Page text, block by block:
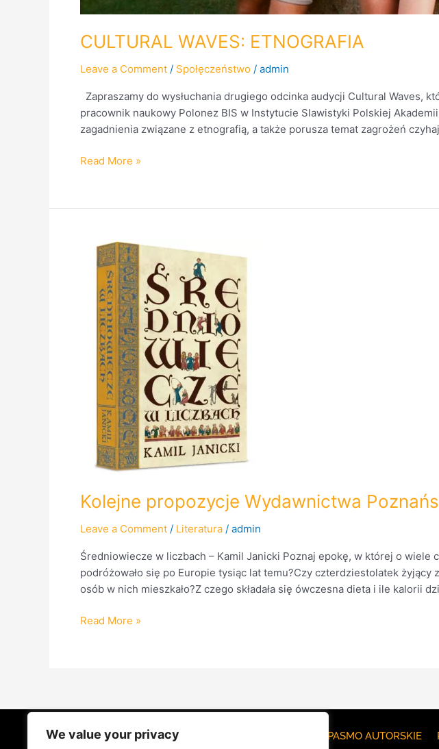
We value your privacy
CULTURAL WAVES: ETNOGRAFIA
Leave a Comment / Społęczeństwo / admin
Zapraszamy do wysłuchania drugiego odcinka audycji Cultural Waves,
pracownik naukowy Polonez BIS w Instytucie Slawistyki Polskiej
zagadnienia związane z etnografią, a także porusza temat zagrożeń
Read More »
Kolejne propozycje Wydawnictwa
Leave a Comment / Literatura / admin
Średniowiecze w liczbach – Kamil Janicki Poznaj epokę, w której o
podróżowało się po Europie tysiąc lat temu?Czy czterdziestolatek żyjący
osób w nich mieszkało?Z czego składała się ówczesna dieta i ile kalorii
Kolejne
propozycje
Wydawnictwa
Poznańskiego.
Read More »
STRONA GŁÓWNA PASMO AUTORSKIE